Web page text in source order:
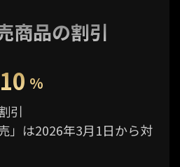
商品の割引
10 %
引
」は2026年3月1日から対